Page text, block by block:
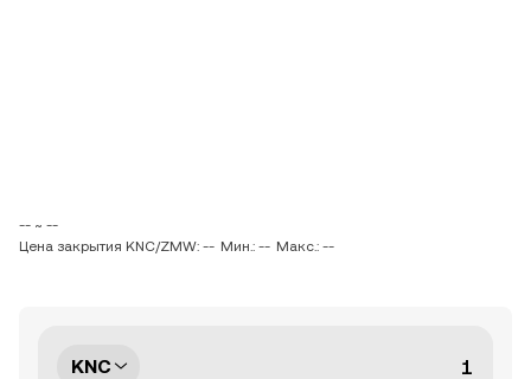
-- ~ --
Цена закрытия KNC/ZMW: -- Мин.: -- Макс.: --
KNC